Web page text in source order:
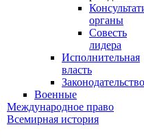
органы
Совесть
лидера
Исполнительная
власть
Законодательство
Военные
Международное право
Всемирная история